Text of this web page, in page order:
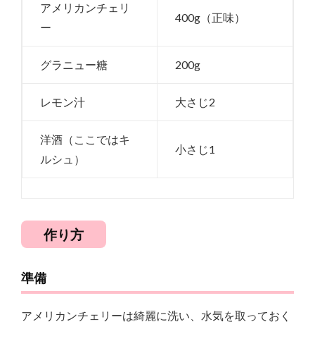
アメリカンチェリ
ー
400g（正味）
グラニュー糖 200g
レモン汁 大さじ2
洋酒（ここではキ
ルシュ）
小さじ1
作り方
準備
アメリカンチェリーは綺麗に洗い、水気を取っておく